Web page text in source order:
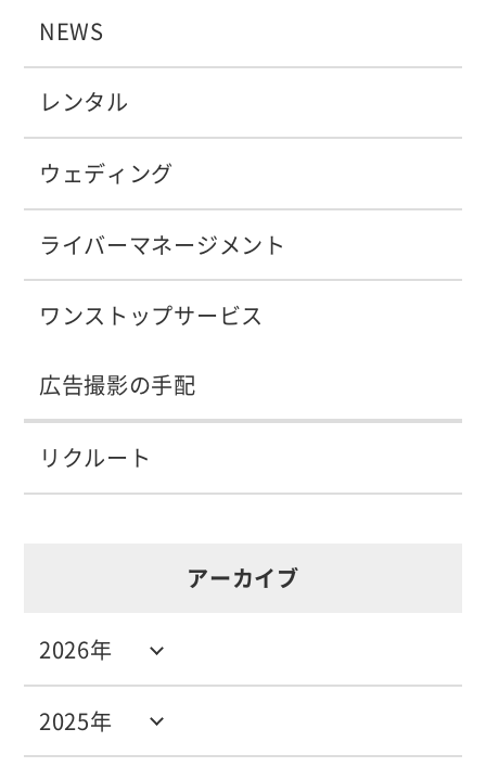
NEWS
レンタル
ウェディング
ライバーマネージメント
ワンストップサービス
広告撮影の手配
リクルート
アーカイブ
2025年
2026年